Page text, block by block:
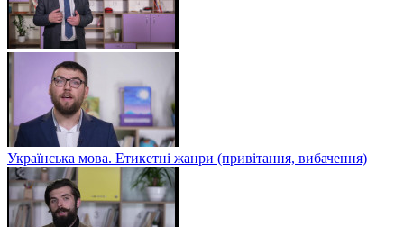
Українська мова. Етикетні жанри (привітання, вибачення)